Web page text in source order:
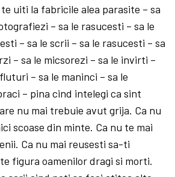
uiti la fabricile alea parasite – sa
– sa le rasucesti – sa le
– sa le scrii – sa le rasucesti – sa
– sa le micsorezi – sa le invirti –
– sa le maninci – sa le
– pina cind intelegi ca sint
nu mai trebuie avut grija. Ca nu
scoase din minte. Ca nu te mai
Ca nu mai reusesti sa-ti
figura oamenilor dragi si morti.